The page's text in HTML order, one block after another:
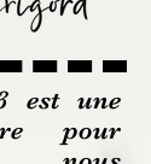
est une
pour